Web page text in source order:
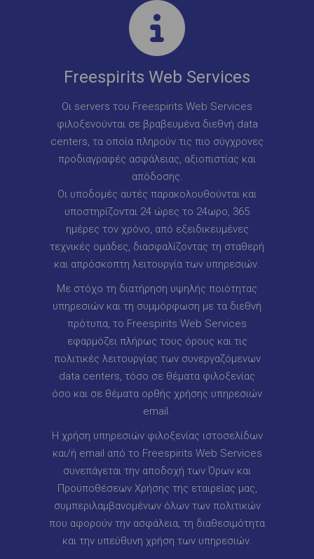
Freespirits Web Services
Οι servers του Freespirits Web Services
φιλοξενούνται σε βραβευμένα διεθνή data
centers, τα οποία πληρούν τις πιο σύγχρονες
προδιαγραφές ασφάλειας, αξιοπιστίας και
απόδοσης.
Οι υποδομές αυτές παρακολουθούνται και
υποστηρίζονται 24 ώρες το 24ωρο, 365
ημέρες τον χρόνο, από εξειδικευμένες
τεχνικές ομάδες, διασφαλίζοντας τη σταθερή
και απρόσκοπτη λειτουργία των υπηρεσιών.
Με στόχο τη διατήρηση υψηλής ποιότητας
υπηρεσιών και τη συμμόρφωση με τα διεθνή
πρότυπα, το Freespirits Web Services
εφαρμόζει πλήρως τους όρους και τις
πολιτικές λειτουργίας των συνεργαζόμενων
data centers, τόσο σε θέματα φιλοξενίας
όσο και σε θέματα ορθής χρήσης υπηρεσιών
email.
Η χρήση υπηρεσιών φιλοξενίας ιστοσελίδων
και/ή email από το Freespirits Web Services
συνεπάγεται την αποδοχή των Όρων και
Προϋποθέσεων Χρήσης της εταιρείας μας,
συμπεριλαμβανομένων όλων των πολιτικών
που αφορούν την ασφάλεια, τη διαθεσιμότητα
και την υπεύθυνη χρήση των υπηρεσιών.